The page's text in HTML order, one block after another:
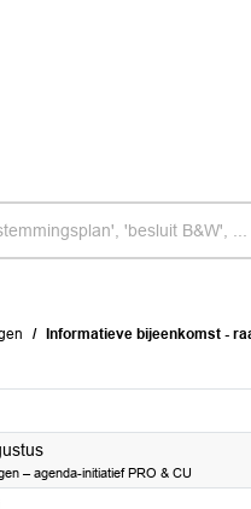
Informatieve bijeenkomst -
2026
– agenda-initiatief PRO & CU
2026